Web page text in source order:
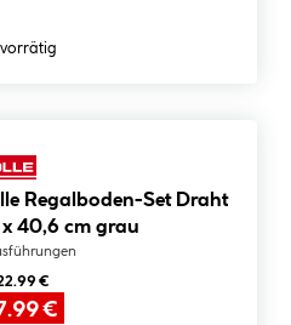
vorrätig
Regalboden-Set Draht
40,6 cm grau
€
€